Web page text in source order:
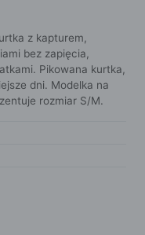
z kapturem,
bez zapięcia,
Pikowana kurtka,
dni. Modelka na
rozmiar S/M.